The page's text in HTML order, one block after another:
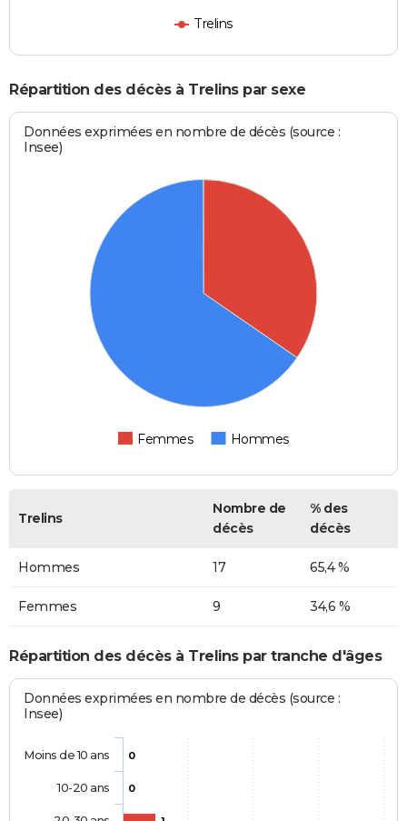
Trelins
Répartition des décès à Trelins par sexe
Données exprimées en nombre de décès (source :
Insee)
Femmes Hommes
Trelins
Nombre de
décès
% des
décès
Hommes 17 65,4 %
Femmes 9 34,6 %
Répartition des décès à Trelins par tranche d'âges
Données exprimées en nombre de décès (source :
Insee)
0
0
Moins de 10 ans
10-20 ans